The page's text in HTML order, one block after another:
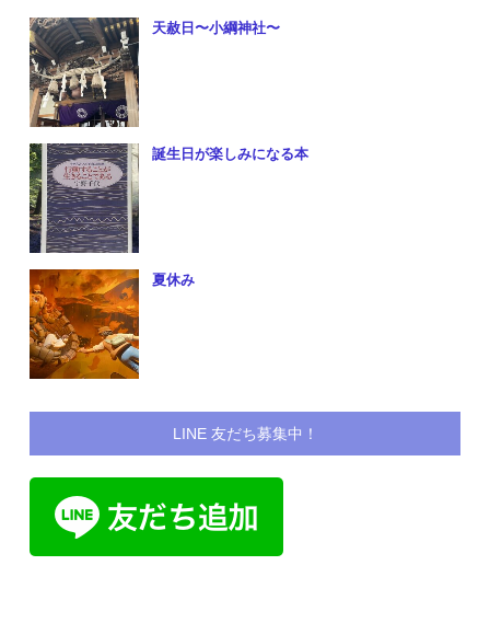
天赦日〜小綱神社〜
誕生日が楽しみになる本
夏休み
LINE 友だち募集中！